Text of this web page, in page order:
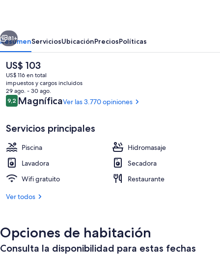
Villas,
I-
Drive/Orlando
5 piscinas al aire libre, camas de
Siguiente
81+
ResumenServiciosUbicaciónPreciosPolíticas
El
precio
actual
es
de
US$ 103
US$ 103
US$ 116 en total
impuestos y cargos incluidos
29 ago. - 30 ago.
Opiniones
9,29,2 de 10
MagníficaVer las 3.770 opiniones
Servicios principales
Piscina
Hidromasaje
Lavadora
Secadora
Wifi gratuito
Restaurante
Ver todos
Opciones de habitación
Consulta la disponibilidad para estas fechas